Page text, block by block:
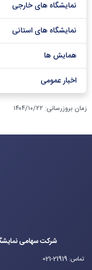
نمایشگاه های خارجی
نمایشگاه های استانی
همایش ها
اخبار عمومی
زمان بروزرسانی: ۱۴۰۴/۱۰/۲۲
شرکت سهامی
تماس:
021-21919